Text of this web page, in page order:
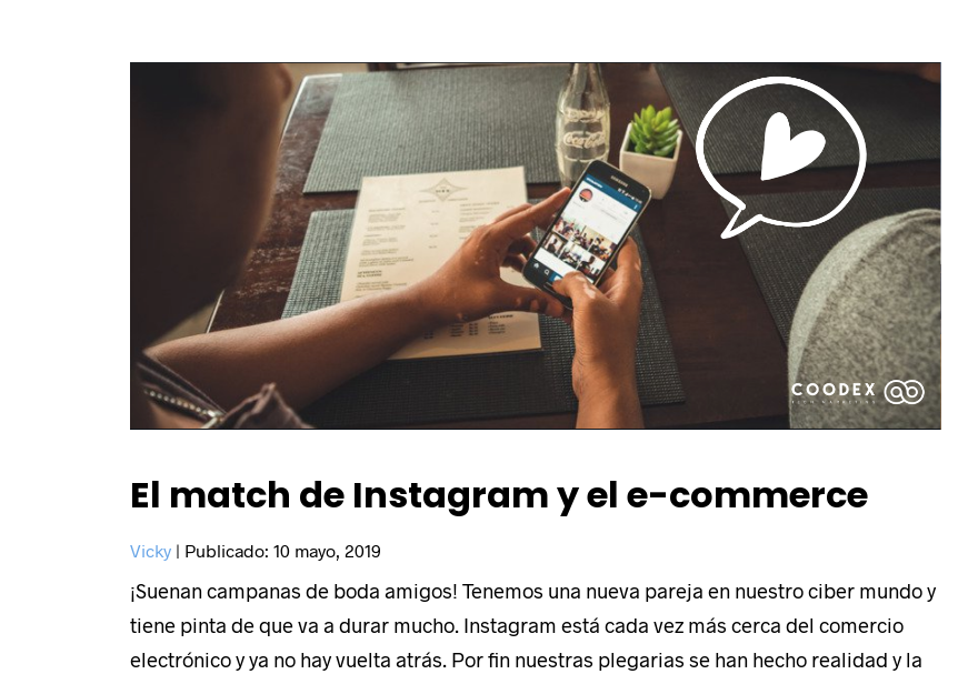
El match de Instagram y el e-commerce
Vicky | Publicado: 10 mayo, 2019
¡Suenan campanas de boda amigos! Tenemos una nueva pareja en nuestro ciber mundo y
tiene pinta de que va a durar mucho. Instagram está cada vez más cerca del comercio
electrónico y ya no hay vuelta atrás. Por fin nuestras plegarias se han hecho realidad y la
Acepto elAviso Legal
ENVIAR
info@coodex.es
Síguenos
Aviso Legal
Configuración de cookies